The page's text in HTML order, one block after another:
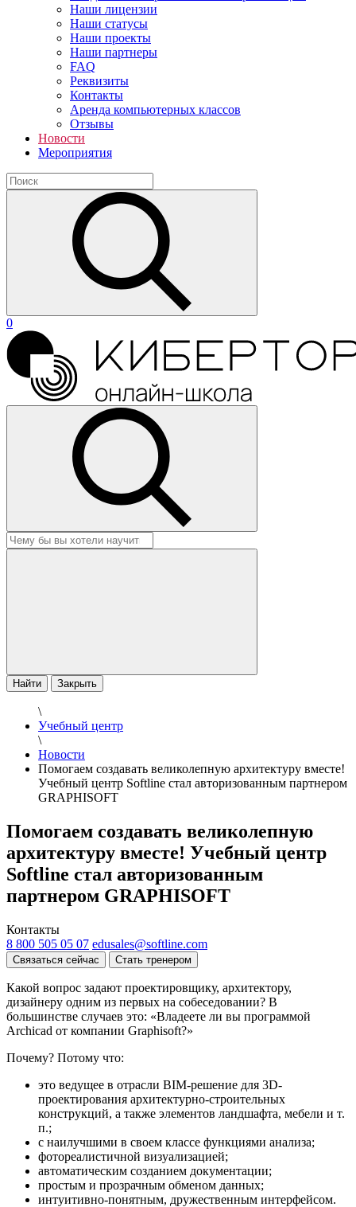
Наши лицензии
Наши статусы
Наши проекты
Наши партнеры
FAQ
Реквизиты
Контакты
Аренда компьютерных классов
Отзывы
Новости
Мероприятия
0
Найти Закрыть
\
Учебный центр
\
Новости
Помогаем создавать великолепную архитектуру вместе!
Учебный центр Softline стал авторизованным партнером
GRAPHISOFT
Помогаем создавать великолепную
архитектуру вместе! Учебный центр
Softline стал авторизованным
партнером GRAPHISOFT
Контакты
8 800 505 05 07 edusales@softline.com
Связаться сейчас Стать тренером
Какой вопрос задают проектировщику, архитектору,
дизайнеру одним из первых на собеседовании? В
большинстве случаев это: «Владеете ли вы программой
Archicad от компании Graphisoft?»
Почему? Потому что:
это ведущее в отрасли BIM-решение для 3D-
проектирования архитектурно-строительных
конструкций, а также элементов ландшафта, мебели и т.
п.;
с наилучшими в своем классе функциями анализа;
фотореалистичной визуализацией;
автоматическим созданием документации;
простым и прозрачным обменом данных;
интуитивно-понятным, дружественным интерфейсом.